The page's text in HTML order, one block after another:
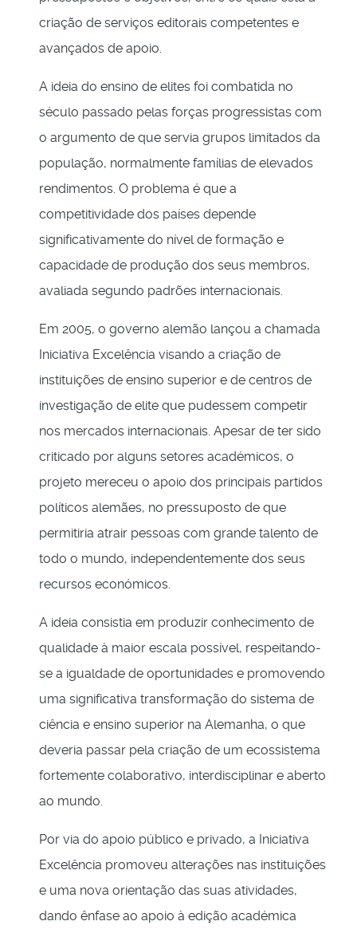
criação de serviços editorais competentes e
avançados de apoio.
A ideia do ensino de elites foi combatida no
século passado pelas forças progressistas com
o argumento de que servia grupos limitados da
população, normalmente famílias de elevados
rendimentos. O problema é que a
competitividade dos países depende
significativamente do nível de formação e
capacidade de produção dos seus membros,
avaliada segundo padrões internacionais.
Em 2005, o governo alemão lançou a chamada
Iniciativa Excelência visando a criação de
instituições de ensino superior e de centros de
investigação de elite que pudessem competir
nos mercados internacionais. Apesar de ter sido
criticado por alguns setores académicos, o
projeto mereceu o apoio dos principais partidos
políticos alemães, no pressuposto de que
permitiria atrair pessoas com grande talento de
todo o mundo, independentemente dos seus
recursos económicos.
A ideia consistia em produzir conhecimento de
qualidade à maior escala possível, respeitando-
se a igualdade de oportunidades e promovendo
uma significativa transformação do sistema de
ciência e ensino superior na Alemanha, o que
deveria passar pela criação de um ecossistema
fortemente colaborativo, interdisciplinar e aberto
ao mundo.
Por via do apoio público e privado, a Iniciativa
Excelência promoveu alterações nas instituições
e uma nova orientação das suas atividades,
dando ênfase ao apoio à edição académica